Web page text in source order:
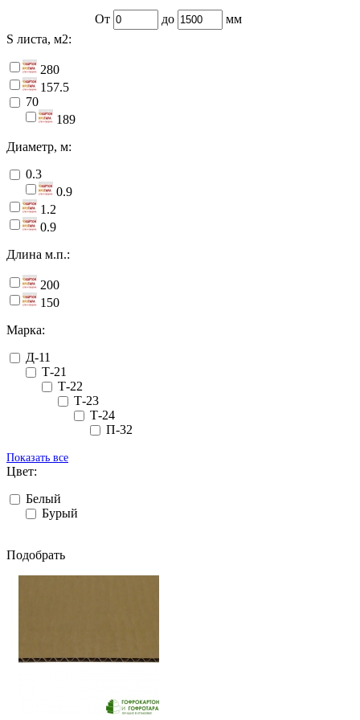
От до
мм
S листа, м2:
280
157.5
70
189
Диаметр, м:
0.3
0.9
1.2
0.9
Длина м.п.:
200
150
Марка:
Д-11
Т-21
Т-22
Т-23
Т-24
П-32
Показать все
Цвет:
Белый
Бурый
Подобрать